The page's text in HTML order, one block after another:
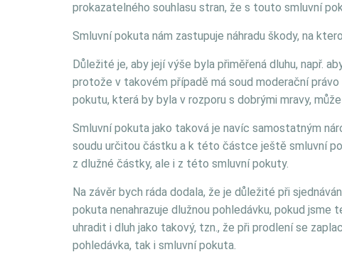
prokazatelného souhlasu stran, že s touto smluvní
Smluvní pokuta nám zastupuje náhradu škody, na
Důležité je, aby její výše byla přiměřená dluhu, např.
protože v takovém případě má soud moderační
pokutu, která by byla v rozporu s dobrými mravy,
Smluvní pokuta jako taková je navíc samostatným
soudu určitou částku a k této částce ještě smluvní
z dlužné částky, ale i z této smluvní pokuty.
Na závěr bych ráda dodala, že je důležité při
pokuta nenahrazuje dlužnou pohledávku, pokud
uhradit i dluh jako takový, tzn., že při prodlení se
pohledávka, tak i smluvní pokuta.